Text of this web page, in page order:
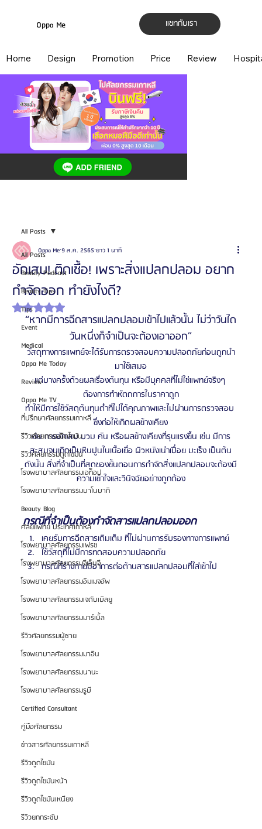
แชทกับเรา
Oppa Me
Home Design Promotion Price Review
All Posts
Beauty Podcast
Beauty Tips
Tips
Event
Medical
Oppa Me Today
Review
Oppa Me TV
ที่ปรึกษาศัลยกรรมเกาหลี
รีวิวศัลยกรรมฉีดไขมัน
รีวิวศัลยกรรมดูดไขมัน
โรงพยาบาลศัลยกรรมเอท็อป
โรงพยาบาลศัลยกรรมบาโนบากิ
Beauty Blog
ศัลยแพทย์ ประเทศเกาหลี
โรงพยาบาลศัลยกรรมเฟรช
โรงพยาบาลศัลยกรรมจีเอ็นจี
โรงพยาบาลศัลยกรรมอิมเมจอัพ
โรงพยาบาลศัลยกรรมเจดับเบิลยู
โรงพยาบาลศัลยกรรมมาร์เบิ้ล
รีวิวศัลยกรรมผู้ชาย
โรงพยาบาลศัลยกรรมมาอิน
โรงพยาบาลศัลยกรรมนานะ
โรงพยาบาลศัลยกรรมรูบี
Certified Consultant
คู่มือศัลยกรรม
ข่าวสารศัลยกรรมเกาหลี
รีวิวดูดไขมัน
รีวิวดูดไขมันหน้า
รีวิวดูดไขมันเหนียง
รีวิวยกกระชับ
All Posts
อักเสบ! ติดเชื้อ! เพราะสิ่งแปลกปลอม อยาก
กำจัดออก ทำยังไงดี?
Oppa Me9 ส.ค. 2565 ยาว 1 นาที
ได้รับ NaN เต็ม 5 ดาว
“หากมีการฉีดสารแปลกปลอมเข้าไปแล้วนั้น ไม่ว่าวันใด
วันหนึ่งก็จำเป็นจะต้องเอาออก”
วัสดุทางการแพทย์จะได้รับการตรวจสอบความปลอดภัยก่อนถูกนำ
มาใช้เสมอ
แต่บางครั้งด้วยผลเรื่องต้นทุน หรือมีบุคคลที่ไม่ใช่แพทย์จริงๆ
ต้องการทำหัตถการในราคาถูก
ทำให้มีการใช้วัสดุต้นทุนต่ำที่ไม่ได้คุณภาพและไม่ผ่านการตรวจสอบ
ซึ่งก่อให้เกิดผลข้างเคียง
เช่น การอักเสบ บวม คัน หรือผลข้างเคียงที่รุนแรงขึ้น เช่น มีการ
สะสมจนเกิดเป็นหินปูนในเนื้อเยื่อ ผิวหนังเน่าเปื่อย มะเร็ง เป็นต้น
ดังนั้น สิ่งที่จำเป็นที่สุดของขั้นตอนการกำจัดสิ่งแปลกปลอมจะต้องมี
ความเข้าใจและวินิจฉัยอย่างถูกต้อง
กรณีที่จำเป็นต้องกำจัดสารแปลกปลอมออก
เคยรับการฉีดสารเติมเต็ม ที่ไม่ผ่านการรับรองทางการแพทย์
ใช้วัสดุที่ไม่มีการทดสอบความปลอดภัย
กรณีที่ร่างกายมีอาการต่อต้านสารแปลกปลอมที่ใส่เข้าไป